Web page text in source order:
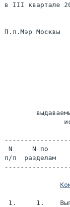
в III квартале
П.п.Мэр
N     N по
п/п  разделам
1.     1.